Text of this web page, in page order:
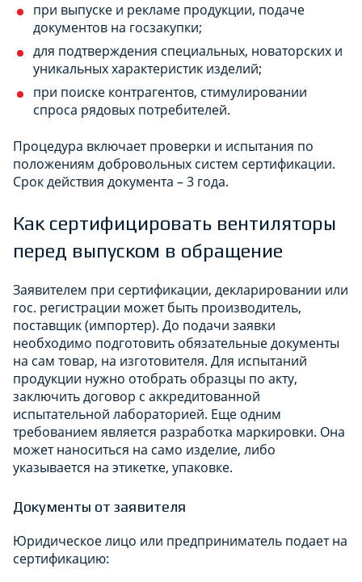
при выпуске и рекламе продукции, подаче
документов на госзакупки;
для подтверждения специальных, новаторских и
уникальных характеристик изделий;
при поиске контрагентов, стимулировании
спроса рядовых потребителей.
Процедура включает проверки и испытания по
положениям добровольных систем сертификации.
Срок действия документа – 3 года.
Как сертифицировать вентиляторы
перед выпуском в обращение
Заявителем при сертификации, декларировании или
гос. регистрации может быть производитель,
поставщик (импортер). До подачи заявки
необходимо подготовить обязательные документы
на сам товар, на изготовителя. Для испытаний
продукции нужно отобрать образцы по акту,
заключить договор с аккредитованной
испытательной лабораторией. Еще одним
требованием является разработка маркировки. Она
может наноситься на само изделие, либо
указывается на этикетке, упаковке.
Документы от заявителя
Юридическое лицо или предприниматель подает на
сертификацию: